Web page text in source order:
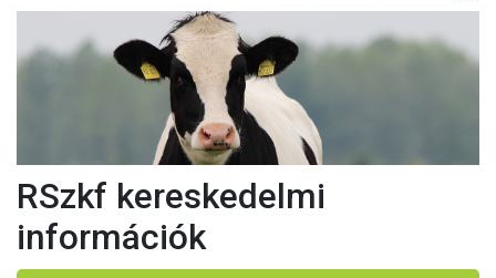
RSzkf kereskedelmi
információk